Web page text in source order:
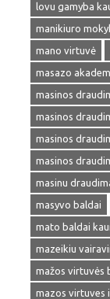
lovu gamyba
manikiuro
mano virtuvė
masazo
masinos
masinos
masinos
masinos
masinu
masyvo baldai
mato baldai
mazeikiu
mažos virtuvės
mazos virtuves